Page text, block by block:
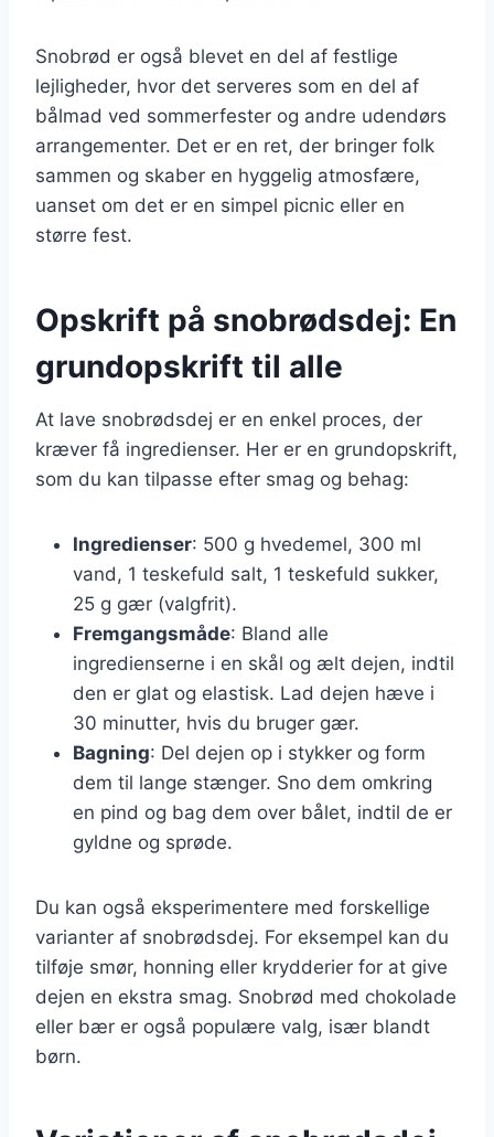
Snobrød er også blevet en del af festlige
lejligheder, hvor det serveres som en del af
bålmad ved sommerfester og andre udendørs
arrangementer. Det er en ret, der bringer folk
sammen og skaber en hyggelig atmosfære,
uanset om det er en simpel picnic eller en
større fest.
Opskrift på snobrødsdej: En
grundopskrift til alle
At lave snobrødsdej er en enkel proces, der
kræver få ingredienser. Her er en grundopskrift,
som du kan tilpasse efter smag og behag:
Ingredienser: 500 g hvedemel, 300 ml
vand, 1 teskefuld salt, 1 teskefuld sukker,
25 g gær (valgfrit).
Fremgangsmåde: Bland alle
ingredienserne i en skål og ælt dejen, indtil
den er glat og elastisk. Lad dejen hæve i
30 minutter, hvis du bruger gær.
Bagning: Del dejen op i stykker og form
dem til lange stænger. Sno dem omkring
en pind og bag dem over bålet, indtil de er
gyldne og sprøde.
Du kan også eksperimentere med forskellige
varianter af snobrødsdej. For eksempel kan du
tilføje smør, honning eller krydderier for at give
dejen en ekstra smag. Snobrød med chokolade
eller bær er også populære valg, især blandt
børn.